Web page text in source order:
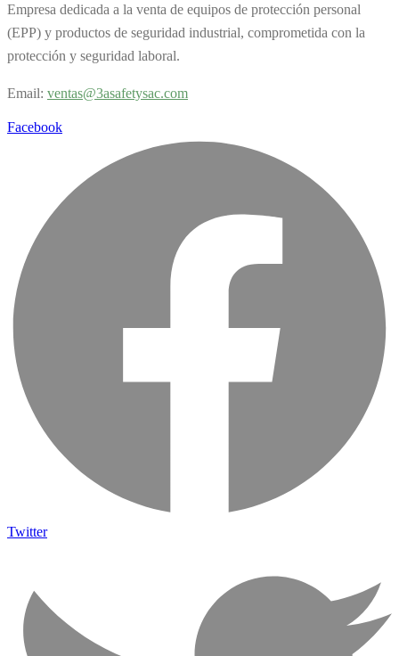
Empresa dedicada a la venta de equipos de protección personal
(EPP) y productos de seguridad industrial, comprometida con la
protección y seguridad laboral.
Email: ventas@3asafetysac.com
Facebook
Twitter